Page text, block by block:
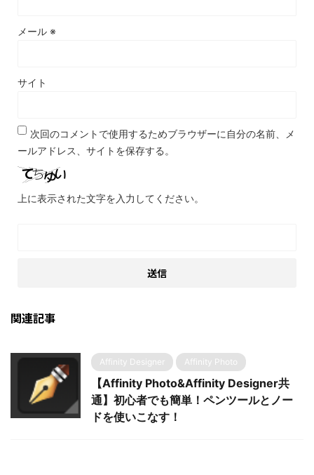
メール ※
サイト
次回のコメントで使用するためブラウザーに自分の名前、メ
ールアドレス、サイトを保存する。
上に表示された文字を入力してください。
関連記事
Affinity Designer Affinity Photo
【Affinity Photo&Affinity Designer共
通】初心者でも簡単！ペンツールとノー
ドを使いこなす！